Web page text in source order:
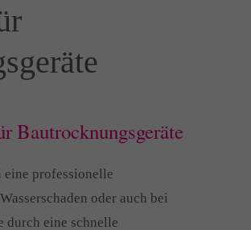
Bautrocknungsgeräte
eine professionelle
oder auch bei
durch eine schnelle